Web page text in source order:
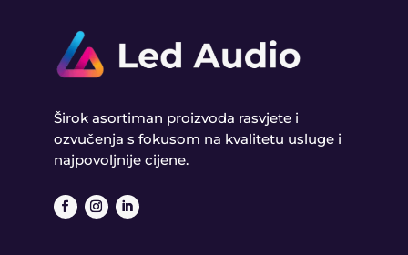
Širok asortiman proizvoda rasvjete i
ozvučenja s fokusom na kvalitetu usluge i
najpovoljnije cijene.